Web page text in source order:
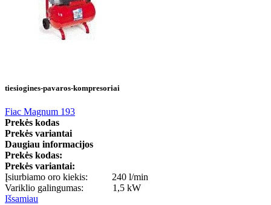
tiesiogines-pavaros-kompresoriai
Fiac Magnum 193
Prekės kodas
Prekės variantai
Daugiau informacijos
Prekės kodas:
Prekės variantai:
Įsiurbiamo oro kiekis: 240 l/min
Variklio galingumas: 1,5 kW
Išsamiau